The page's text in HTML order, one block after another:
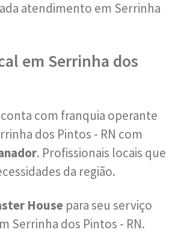
atendimento em Serrinha
em Serrinha dos
com franquia operante
dos Pintos - RN com
. Profissionais locais que
da região.
House para seu serviço
Serrinha dos Pintos - RN.